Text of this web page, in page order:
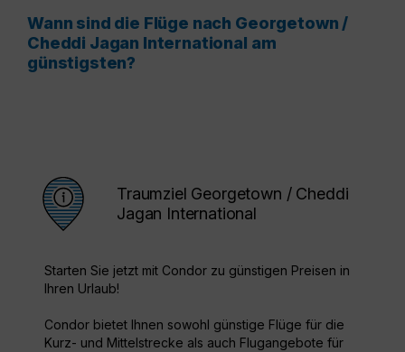
Wann sind die Flüge nach Georgetown /
Cheddi Jagan International am
günstigsten?
Traumziel Georgetown / Cheddi
Jagan International
Starten Sie jetzt mit Condor zu günstigen Preisen in
Ihren Urlaub!
Condor bietet Ihnen sowohl günstige Flüge für die
Kurz- und Mittelstrecke als auch Flugangebote für